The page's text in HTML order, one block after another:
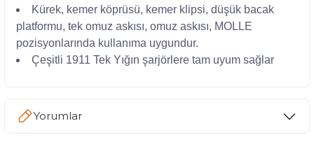
Kürek, kemer köprüsü, kemer klipsi, düşük bacak
platformu, tek omuz askısı, omuz askısı, MOLLE
pozisyonlarında kullanıma uygundur.
Çeşitli 1911 Tek Yığın şarjörlere tam uyum sağlar
Yorumlar